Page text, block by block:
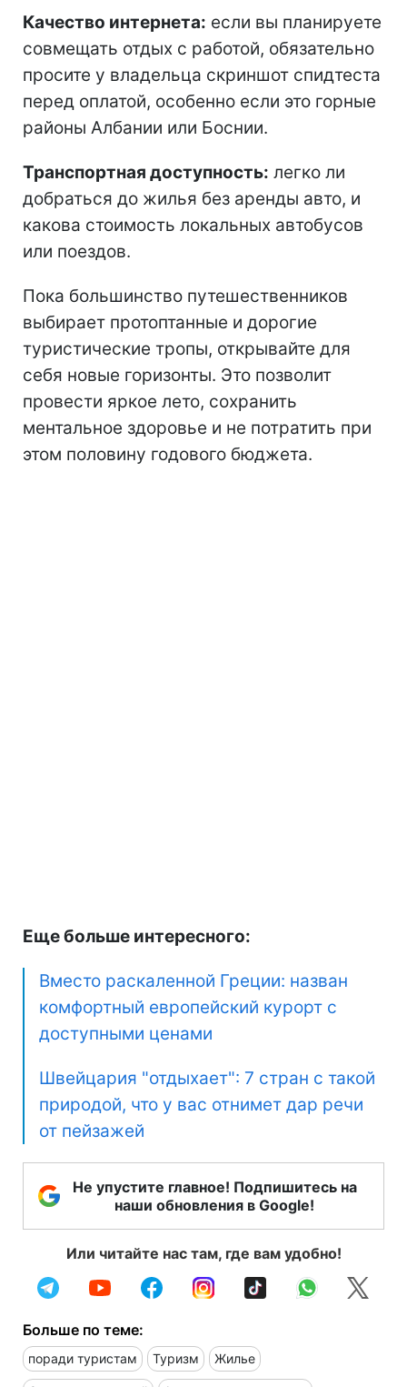
Качество интернета: если вы планируете
совмещать отдых с работой, обязательно
просите у владельца скриншот спидтеста
перед оплатой, особенно если это горные
районы Албании или Боснии.
Транспортная доступность: легко ли
добраться до жилья без аренды авто, и
какова стоимость локальных автобусов
или поездов.
Пока большинство путешественников
выбирает протоптанные и дорогие
туристические тропы, открывайте для
себя новые горизонты. Это позволит
провести яркое лето, сохранить
ментальное здоровье и не потратить при
этом половину годового бюджета.
Еще больше интересного:
Вместо раскаленной Греции: назван
комфортный европейский курорт с
доступными ценами
Швейцария "отдыхает": 7 стран с такой
природой, что у вас отнимет дар речи
от пейзажей
Не упустите главное! Подпишитесь на
наши обновления в Google!
Или читайте нас там, где вам удобно!
Больше по теме:
поради туристам Туризм Жилье